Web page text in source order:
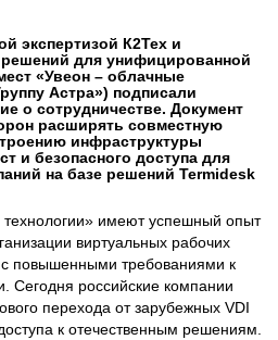
экспертизой К2Тех и
решений для унифицированной
«Увеон – облачные
Астра») подписали
о сотрудничестве. Документ
расширять совместную
инфраструктуры
и безопасного доступа для
на базе решений Termidesk
имеют успешный опыт
виртуальных рабочих
с повышенными требованиями к
Сегодня российские компании
перехода от зарубежных VDI
к отечественным решениям.